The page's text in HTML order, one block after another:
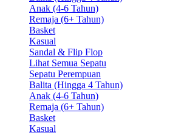
Anak (4-6 Tahun)
Remaja (6+ Tahun)
Basket
Kasual
Sandal & Flip Flop
Lihat Semua Sepatu
Sepatu Perempuan
Balita (Hingga 4 Tahun)
Anak (4-6 Tahun)
Remaja (6+ Tahun)
Basket
Kasual